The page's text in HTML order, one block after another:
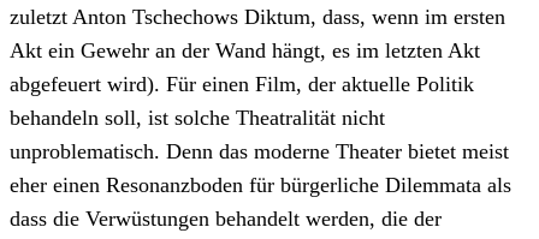
zuletzt Anton Tschechows Diktum, dass, wenn im ersten
Akt ein Gewehr an der Wand hängt, es im letzten Akt
abgefeuert wird). Für einen Film, der aktuelle Politik
behandeln soll, ist solche Theatralität nicht
unproblematisch. Denn das moderne Theater bietet meist
eher einen Resonanzboden für bürgerliche Dilemmata als
dass die Verwüstungen behandelt werden, die der